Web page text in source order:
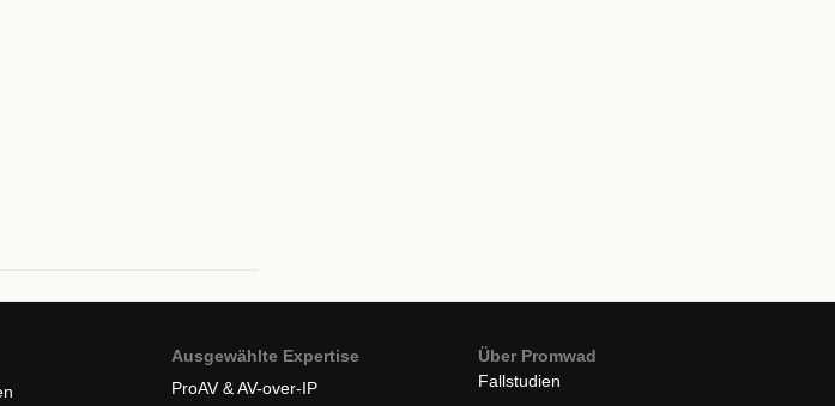
Ausgewählte Expertise
ProAV & AV-over-IP
Über Promwad
Fallstudien